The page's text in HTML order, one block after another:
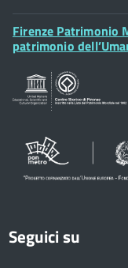
Posta Elettronica
Footer
Widget
Firenze Patrimonio
patrimonio
Seguici su